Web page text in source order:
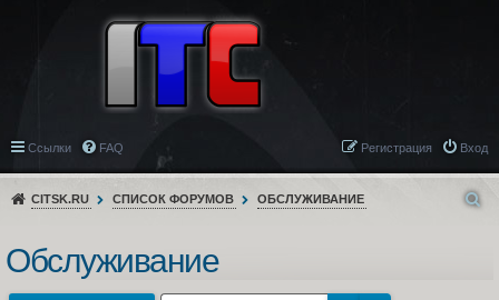
Ссылки FAQ Вход
Регистрация
CITSK.RU СПИСОК ФОРУМОВ ОБСЛУЖИВАНИЕ
Обслуживание